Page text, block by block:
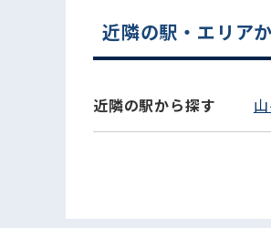
近隣の駅・エリア
近隣の駅から探す